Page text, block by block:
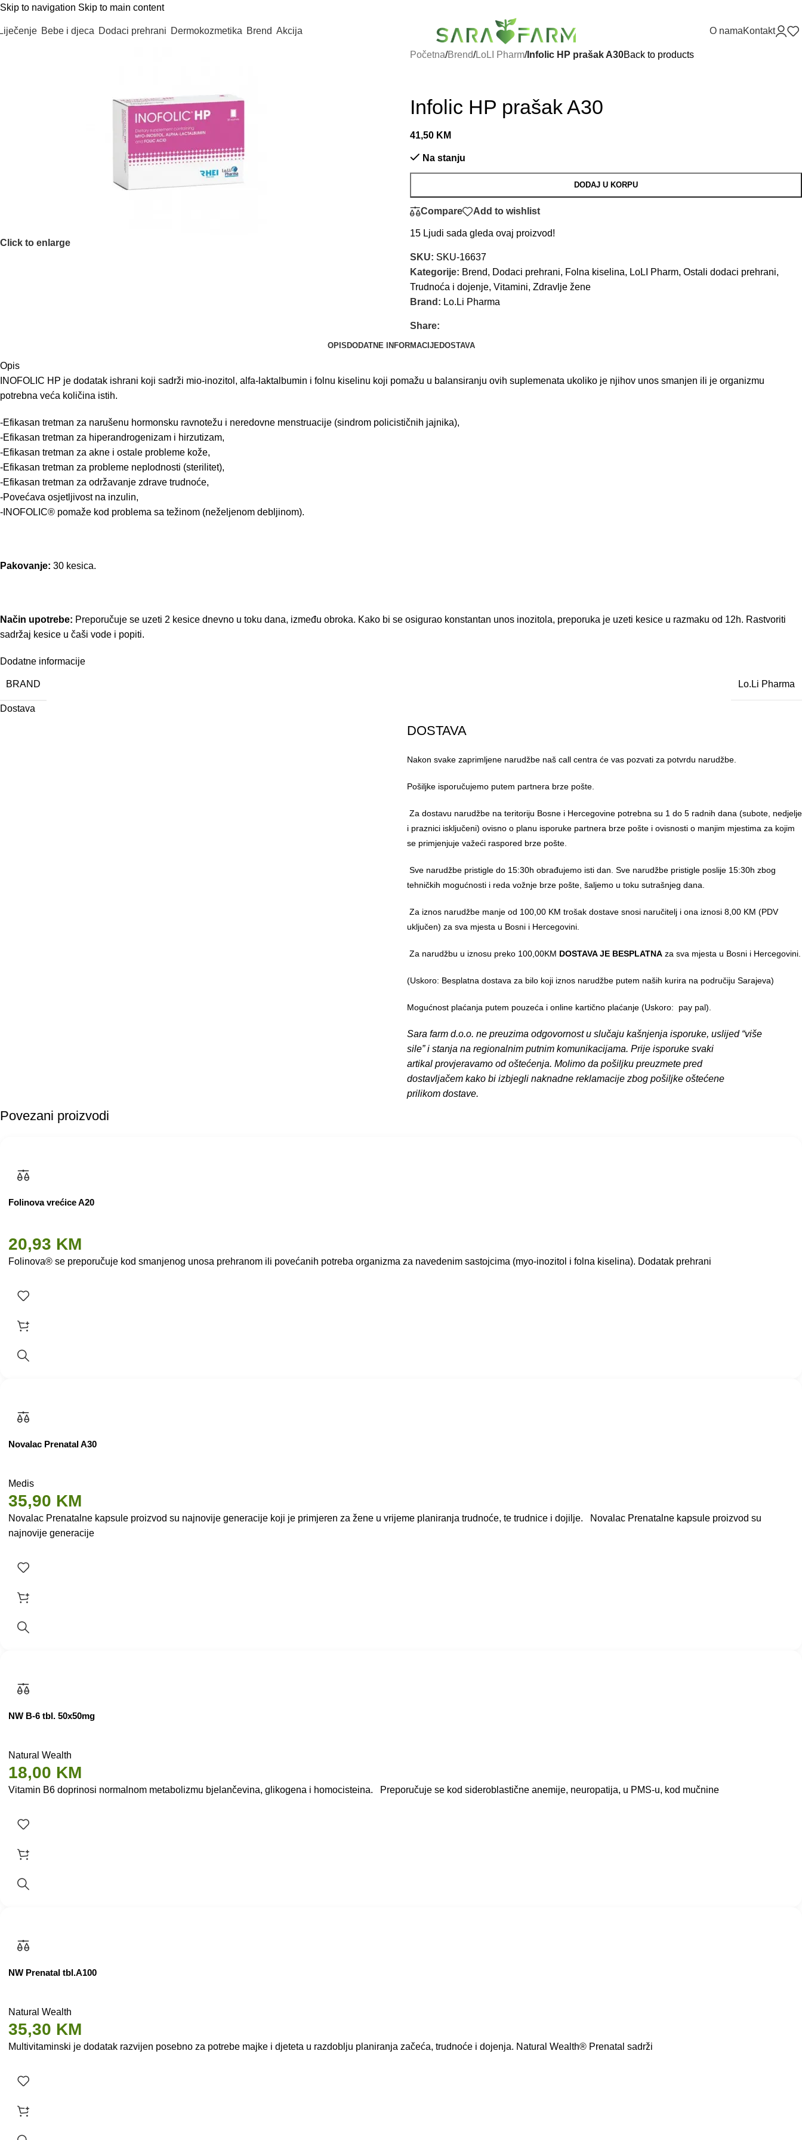
Skip to navigation Skip to main content
Bebe i djeca Dodaci prehrani Dermokozmetika Brend Akcija O namaKontakt
Click to enlarge
Početna/Brend/LoLI Pharm/Infolic HP prašak A30Back to products
Infolic HP prašak A30
41,50 KM
Na stanju
DODAJ U KORPU
Compare Add to wishlist
15 Ljudi sada gleda ovaj proizvod!
SKU: SKU-16637
Kategorije: Brend, Dodaci prehrani, Folna kiselina, LoLI Pharm, Ostali dodaci prehrani,
Trudnoća i dojenje, Vitamini, Zdravlje žene
Brand: Lo.Li Pharma
Share:
OPISDODATNE INFORMACIJEDOSTAVA
Opis
INOFOLIC HP je dodatak ishrani koji sadrži mio-inozitol, alfa-laktalbumin i folnu kiselinu koji pomažu u balansiranju ovih suplemenata ukoliko je njihov unos smanjen ili je organizmu
potrebna veća količina istih.
-Efikasan tretman za narušenu hormonsku ravnotežu i neredovne menstruacije (sindrom policističnih jajnika),
-Efikasan tretman za hiperandrogenizam i hirzutizam,
-Efikasan tretman za akne i ostale probleme kože,
-Efikasan tretman za probleme neplodnosti (sterilitet),
-Efikasan tretman za održavanje zdrave trudnoće,
-Povećava osjetljivost na inzulin,
-INOFOLIC® pomaže kod problema sa težinom (neželjenom debljinom).
Pakovanje: 30 kesica.
Način upotrebe: Preporučuje se uzeti 2 kesice dnevno u toku dana, između obroka. Kako bi se osigurao konstantan unos inozitola, preporuka je uzeti kesice u razmaku od 12h. Rastvoriti
sadržaj kesice u čaši vode i popiti.
Dodatne informacije
BRAND Lo.Li Pharma
Dostava
DOSTAVA
Nakon svake zaprimljene narudžbe naš call centra će vas pozvati za potvrdu narudžbe.
Pošiljke isporučujemo putem partnera brze pošte.
Za dostavu narudžbe na teritoriju Bosne i Hercegovine potrebna su 1 do 5 radnih dana (subote, nedjelje
i praznici isključeni) ovisno o planu isporuke partnera brze pošte i ovisnosti o manjim mjestima za kojim
se primjenjuje važeći raspored brze pošte.
Sve narudžbe pristigle do 15:30h obrađujemo isti dan. Sve narudžbe pristigle poslije 15:30h zbog
tehničkih mogućnosti i reda vožnje brze pošte, šaljemo u toku sutrašnjeg dana.
Za iznos narudžbe manje od 100,00 KM trošak dostave snosi naručitelj i ona iznosi 8,00 KM (PDV
uključen) za sva mjesta u Bosni i Hercegovini.
Za narudžbu u iznosu preko 100,00KM DOSTAVA JE BESPLATNA za sva mjesta u Bosni i Hercegovini.
(Uskoro: Besplatna dostava za bilo koji iznos narudžbe putem naših kurira na područiju Sarajeva)
Mogućnost plaćanja putem pouzeća i online kartično plaćanje (Uskoro: pay pal).
Sara farm d.o.o. ne preuzima odgovornost u slučaju kašnjenja isporuke, uslijed “više
sile” i stanja na regionalnim putnim komunikacijama. Prije isporuke svaki
artikal provjeravamo od oštećenja. Molimo da pošiljku preuzmete pred
dostavljačem kako bi izbjegli naknadne reklamacije zbog pošiljke oštećene
prilikom dostave.
Povezani proizvodi
Folinova vrećice A20
20,93 KM
Folinova® se preporučuje kod smanjenog unosa prehranom ili povećanih potreba organizma za navedenim sastojcima (myo-inozitol i folna kiselina). Dodatak prehrani
Novalac Prenatal A30
Medis
35,90 KM
Novalac Prenatalne kapsule proizvod su najnovije generacije koji je primjeren za žene u vrijeme planiranja trudnoće, te trudnice i dojilje. Novalac Prenatalne kapsule proizvod su
najnovije generacije
NW B-6 tbl. 50x50mg
Natural Wealth
18,00 KM
Vitamin B6 doprinosi normalnom metabolizmu bjelančevina, glikogena i homocisteina. Preporučuje se kod sideroblastične anemije, neuropatija, u PMS-u, kod mučnine
NW Prenatal tbl.A100
Natural Wealth
35,30 KM
Multivitaminski je dodatak razvijen posebno za potrebe majke i djeteta u razdoblju planiranja začeća, trudnoće i dojenja. Natural Wealth® Prenatal sadrži